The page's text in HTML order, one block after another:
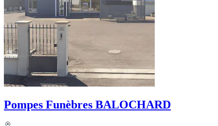
Pompes Funèbres BALOCHARD